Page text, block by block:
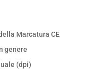
Marcatura CE
genere
(dpi)